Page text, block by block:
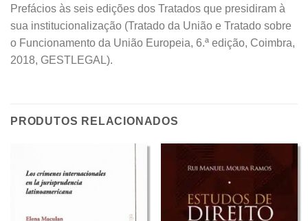
Prefácios às seis edições dos Tratados que presidiram à
sua institucionalização (Tratado da União e Tratado sobre
o Funcionamento da União Europeia, 6.ª edição, Coimbra,
2018, GESTLEGAL).
PRODUTOS RELACIONADOS